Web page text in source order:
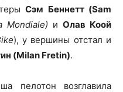
Сэм Беннетт (Sam
Mondiale) и Олав Коой
), у вершины отстал и
(Milan Fretin).
возглавила